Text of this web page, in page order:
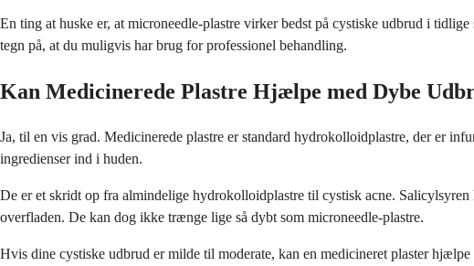
En ting at huske er, at microneedle-plastre virker bedst på cystiske udbrud i
tegn på, at du muligvis har brug for professionel behandling.
Kan Medicinerede Plastre Hjælpe med Dybe
Ja, til en vis grad. Medicinerede plastre er standard hydrokolloidplastre, der er
ingredienser ind i huden.
De er et skridt op fra almindelige hydrokolloidplastre til cystisk acne.
overfladen. De kan dog ikke trænge lige så dybt som microneedle-plastre.
Hvis dine cystiske udbrud er milde til moderate, kan en medicineret plaster